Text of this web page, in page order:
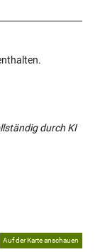
durch KI
Auf der Karte anschauen